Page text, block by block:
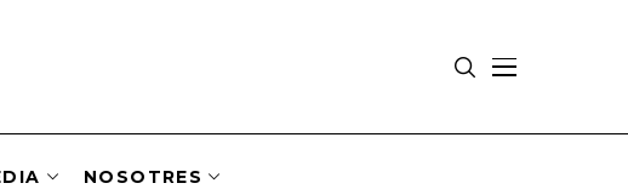
NOSOTRES